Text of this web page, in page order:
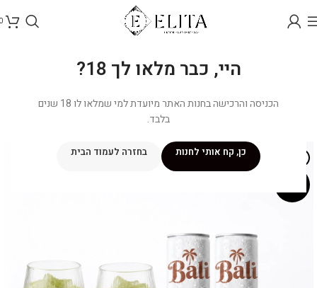
היי, כבר מלאו לך 18?
הכניסה והרכישה בחנות האתר מיועדת למי שמלאו לו 18 שנים
בלבד.
כן, קח אותי לחנות בחזרה לעמוד הבית